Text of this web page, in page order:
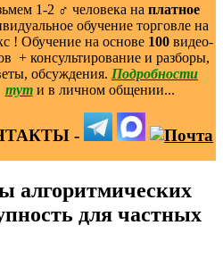
1-2 ‍♂️ человека на платное
обучение торговле на
! Обучение на основе 100видео-
+ консультирование и разборы,
обсуждения. Подробности
тут и в личном общении...
-
алгоритмических
для частных